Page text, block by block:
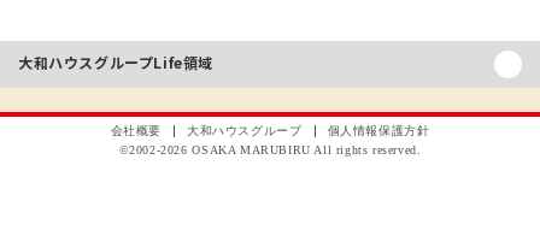
大和ハウスグループLife領域
会社概要 大和ハウスグループ
個人情報保護方針
©2002-2026 OSAKA MARUBIRU All rights reserved.